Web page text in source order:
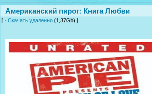
Американский пирог: Книга Любви
[ · Скачать удаленно (1,37Gb) ]